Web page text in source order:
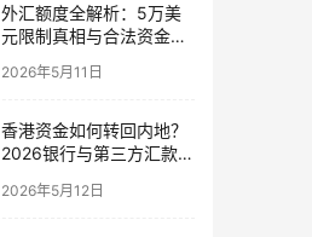
外汇额度全解析：5万美
元限制真相与合法资金出
2026年5月11日
香港资金如何转回内地？
2026银行与第三方汇款全
2026年5月12日